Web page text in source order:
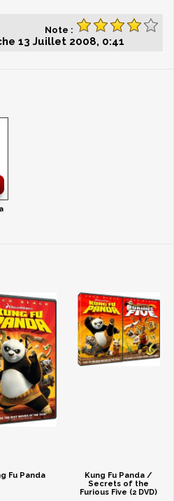
Note :
13 Juillet 2008, 0:41
Fu Panda
Kung Fu Panda /
Secrets of the
Furious Five (2 DVD)